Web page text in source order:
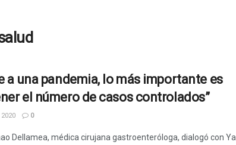
a una pandemia, lo más importante es
el número de casos controlados”
0
Dellamea, médica cirujana gastroenteróloga, dialogó con Ya